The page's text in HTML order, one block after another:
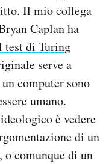
Il mio collega
Caplan ha
test di Turing
serve a
computer sono
umano.
è vedere
di un
comunque di un